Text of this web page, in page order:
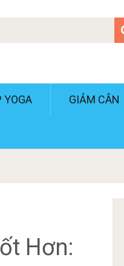
YOGA GIẢM CÂN
Hơn: